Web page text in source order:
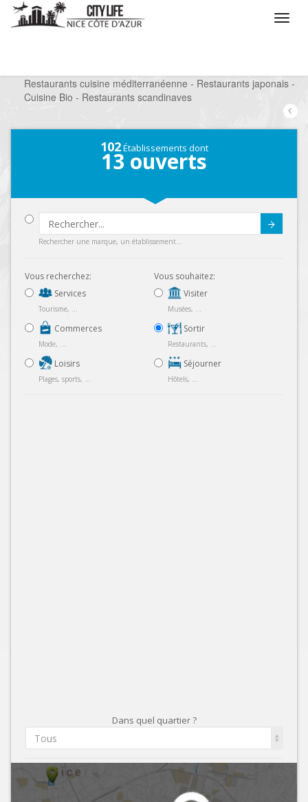
Restaurants cuisine méditerranéenne - Restaurants japonais -
Cuisine Bio - Restaurants scandinaves
102Établissements dont
13 ouverts
Rechercher une marque, un établissement...
Vous recherchez:
Services
Tourisme, ...
Commerces
Mode, ...
Loisirs
Plages, sports, ...
Vous souhaitez:
Visiter
Musées, ...
Sortir
Restaurants, ...
Séjourner
Hôtels, ...
Dans quel quartier ?
Tous